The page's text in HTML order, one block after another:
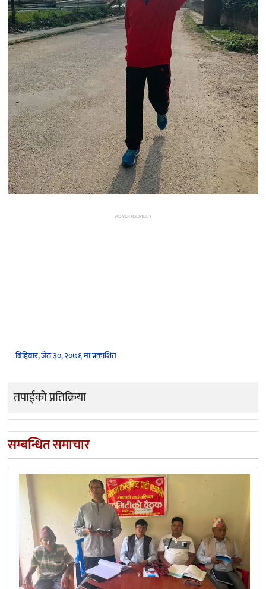
ADVERTISEMENT
बिहिबार, जेठ ३०, २०७६ मा प्रकाशित
तपाईको प्रतिक्रिया
सम्बन्धित समाचार